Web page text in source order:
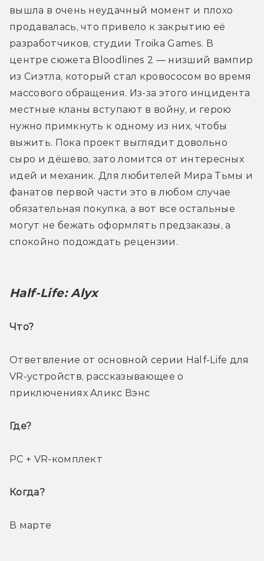
вышла в очень неудачный момент и плохо
продавалась, что привело к закрытию её
разработчиков, студии Troika Games. В
центре сюжета Bloodlines 2 — низший вампир
из Сиэтла, который стал кровососом во время
массового обращения. Из-за этого инцидента
местные кланы вступают в войну, и герою
нужно примкнуть к одному из них, чтобы
выжить. Пока проект выглядит довольно
сыро и дёшево, зато ломится от интересных
идей и механик. Для любителей Мира Тьмы и
фанатов первой части это в любом случае
обязательная покупка, а вот все остальные
могут не бежать оформлять предзаказы, а
спокойно подождать рецензии.
Half-Life: Alyx
Что?
Ответвление от основной серии Half-Life для
VR-устройств, рассказывающее о
приключениях Аликс Вэнс
Где?
PC + VR-комплект
Когда?
В марте